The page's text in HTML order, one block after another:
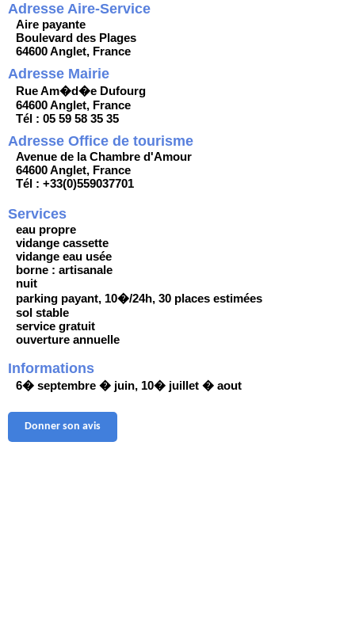
Adresse Aire-Service
Aire payante
Boulevard des Plages
64600 Anglet, France
Adresse Mairie
Rue Am�d�e Dufourg
64600 Anglet, France
Tél : 05 59 58 35 35
Adresse Office de tourisme
Avenue de la Chambre d'Amour
64600 Anglet, France
Tél : +33(0)559037701
Services
eau propre
vidange cassette
vidange eau usée
borne : artisanale
nuit
parking payant, 10�/24h, 30 places estimées
sol stable
service gratuit
ouverture annuelle
Informations
6� septembre � juin, 10� juillet � aout
Donner son avis